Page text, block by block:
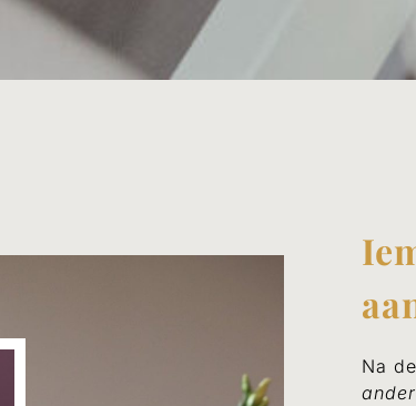
Na